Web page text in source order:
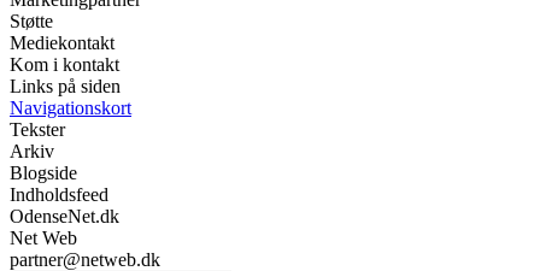
Støtte
Mediekontakt
Kom i kontakt
Links på siden
Navigationskort
Tekster
Arkiv
Blogside
Indholdsfeed
OdenseNet.dk
Net Web
partner@netweb.dk